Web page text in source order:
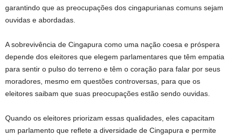
garantindo que as preocupações dos cingapurianas comuns sejam
ouvidas e abordadas.
A sobrevivência de Cingapura como uma nação coesa e próspera
depende dos eleitores que elegem parlamentares que têm empatia
para sentir o pulso do terreno e têm o coração para falar por seus
moradores, mesmo em questões controversas, para que os
eleitores saibam que suas preocupações estão sendo ouvidas.
Quando os eleitores priorizam essas qualidades, eles capacitam
um parlamento que reflete a diversidade de Cingapura e permite